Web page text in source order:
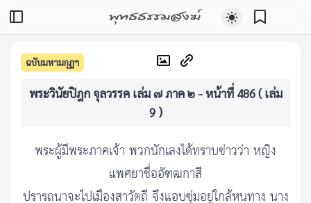
พุทธธรรมสงฆ์
ฉบับมหามกุฏฯ
พระวินัยปิฎก จุลวรรค เล่ม ๗ ภาค ๒ - หน้าที่ 486 ( เล่ม
9 )
พระผู้มีพระภาคเจ้า พวกนักเลงได้ทราบข่าวว่า หญิง
แพศยาชื่ออัฑฒกาสี
ปรารถนาจะไปเมืองสาวัตถี จึงแอบซุ่มอยู่ใกล้หนทาง นาง